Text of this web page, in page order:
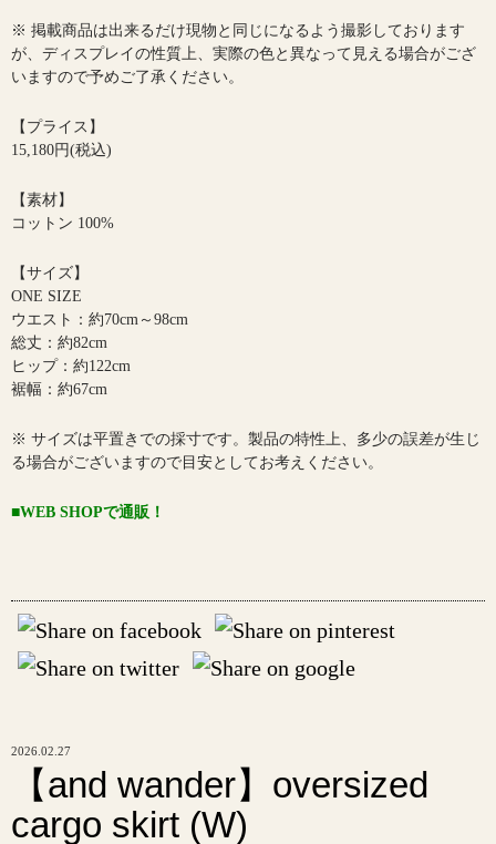
※ 掲載商品は出来るだけ現物と同じになるよう撮影しております
が、ディスプレイの性質上、実際の色と異なって見える場合がござ
いますので予めご了承ください。
【プライス】
15,180円(税込)
【素材】
コットン 100%
【サイズ】
ONE SIZE
ウエスト：約70cm～98cm
総丈：約82cm
ヒップ：約122cm
裾幅：約67cm
※ サイズは平置きでの採寸です。製品の特性上、多少の誤差が生じ
る場合がございますので目安としてお考えください。
■WEB SHOPで通販！
2026.02.27
【and wander】oversized
cargo skirt (W)